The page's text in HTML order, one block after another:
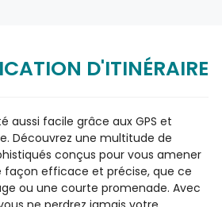
D'ITINÉRAIRE
aussi facile grâce aux GPS et
Découvrez une multitude de
conçus pour vous amener
façon efficace et précise, que ce
ou une courte promenade. Avec